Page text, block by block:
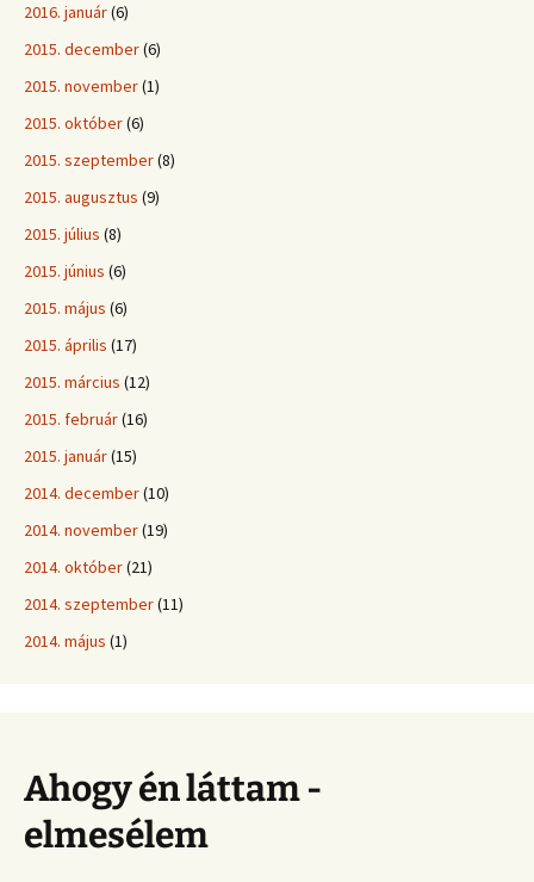
2016. január(6)
2015. december(6)
2015. november(1)
2015. október(6)
2015. szeptember(8)
2015. augusztus (9)
2015. július (8)
2015. június (6)
2015. május (6)
2015. április (17)
2015. március (12)
2015. február(16)
2015. január(15)
2014. december(10)
2014. november(19)
2014. október(21)
2014. szeptember(11)
2014. május (1)
Ahogy én láttam -
elmesélem